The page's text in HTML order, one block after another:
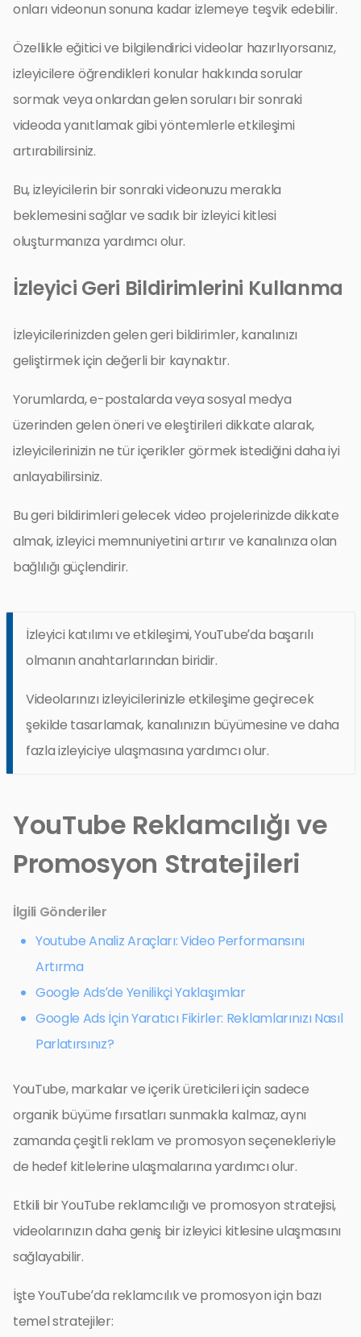
onları videonun sonuna kadar izlemeye teşvik edebilir.
Özellikle eğitici ve bilgilendirici videolar hazırlıyorsanız,
izleyicilere öğrendikleri konular hakkında sorular
sormak veya onlardan gelen soruları bir sonraki
videoda yanıtlamak gibi yöntemlerle etkileşimi
artırabilirsiniz.
Bu, izleyicilerin bir sonraki videonuzu merakla
beklemesini sağlar ve sadık bir izleyici kitlesi
oluşturmanıza yardımcı olur.
İzleyici Geri Bildirimlerini Kullanma
İzleyicilerinizden gelen geri bildirimler, kanalınızı
geliştirmek için değerli bir kaynaktır.
Yorumlarda, e-postalarda veya sosyal medya
üzerinden gelen öneri ve eleştirileri dikkate alarak,
izleyicilerinizin ne tür içerikler görmek istediğini daha iyi
anlayabilirsiniz.
Bu geri bildirimleri gelecek video projelerinizde dikkate
almak, izleyici memnuniyetini artırır ve kanalınıza olan
bağlılığı güçlendirir.
İzleyici katılımı ve etkileşimi, YouTube’da başarılı
olmanın anahtarlarından biridir.
Videolarınızı izleyicilerinizle etkileşime geçirecek
şekilde tasarlamak, kanalınızın büyümesine ve daha
fazla izleyiciye ulaşmasına yardımcı olur.
YouTube Reklamcılığı ve
Promosyon Stratejileri
İlgili Gönderiler
Youtube Analiz Araçları: Video Performansını
Artırma
Google Ads’de Yenilikçi Yaklaşımlar
Google Ads İçin Yaratıcı Fikirler: Reklamlarınızı Nasıl
Parlatırsınız?
YouTube, markalar ve içerik üreticileri için sadece
organik büyüme fırsatları sunmakla kalmaz, aynı
zamanda çeşitli reklam ve promosyon seçenekleriyle
de hedef kitlelerine ulaşmalarına yardımcı olur.
Etkili bir YouTube reklamcılığı ve promosyon stratejisi,
videolarınızın daha geniş bir izleyici kitlesine ulaşmasını
sağlayabilir.
İşte YouTube’da reklamcılık ve promosyon için bazı
temel stratejiler: